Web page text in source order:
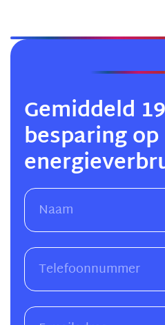
Gemiddeld
besparing op